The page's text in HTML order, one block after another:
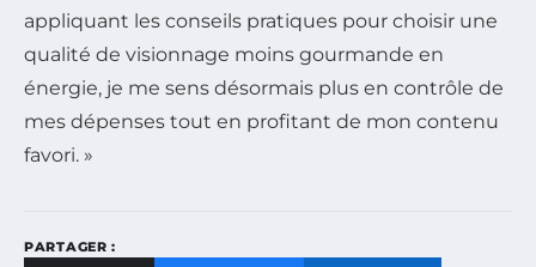
appliquant les conseils pratiques pour choisir une
qualité de visionnage moins gourmande en
énergie, je me sens désormais plus en contrôle de
mes dépenses tout en profitant de mon contenu
favori. »
PARTAGER :